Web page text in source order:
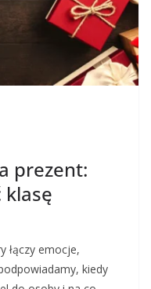
prezent:
łączy emocje,
kiedy